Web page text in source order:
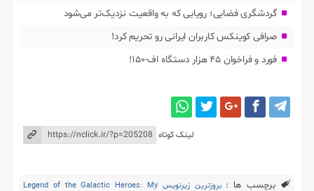
گردشگری فضایی؛ رویایی که به واقعیت نزدیک‌تر می‌شود
صرافی کوینکس کاربران ایرانی رو تحریم کرد!
فورد و فراخوان ۴۵ هزار دستگاه اف-۱۵۰!
لینک کوتاه
برچسب ها :
بروزترین زیرنویس Legend of the Galactic Heroes: My